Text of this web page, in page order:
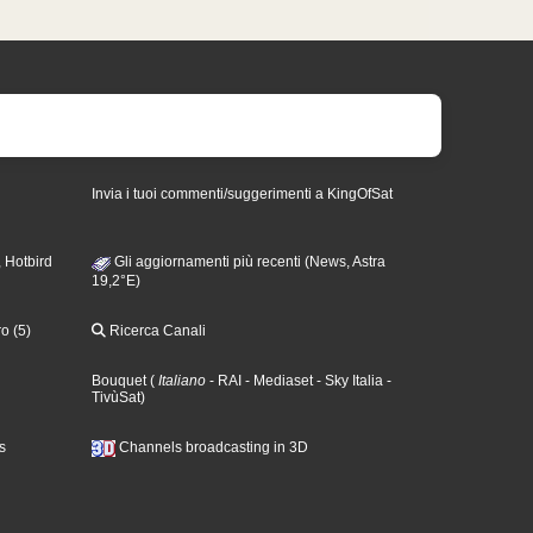
Invia i tuoi commenti/suggerimenti a KingOfSat
Gli aggiornamenti più recenti (News, Astra
19,2°E)
(5) Ricerca Canali
Bouquet( Italiano - RAI - Mediaset- Sky Italia -
TivùSat)
Channels broadcasting in 3D